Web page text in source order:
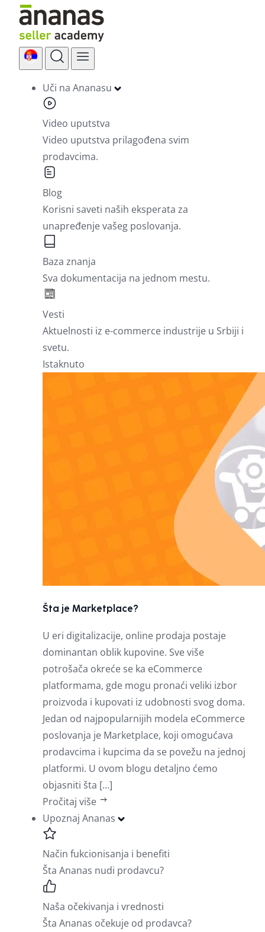
Skip
content
Uči na Ananasu
Video uputstva
Video uputstva prilagođena svim
prodavcima.
Blog
Korisni saveti naših eksperata za
unapređenje vašeg poslovanja.
Baza znanja
Sva dokumentacija na jednom mestu.
Vesti
Aktuelnosti iz e-commerce industrije u Srbiji i
svetu.
Istaknuto
Šta je Marketplace?
U eri digitalizacije, online prodaja postaje
dominantan oblik kupovine. Sve više
potrošača okreće se ka eCommerce
platformama, gde mogu pronaći veliki izbor
proizvoda i kupovati iz udobnosti svog doma.
Jedan od najpopularnijih modela eCommerce
poslovanja je Marketplace, koji omogućava
prodavcima i kupcima da se povežu na jednoj
platformi. U ovom blogu detaljno ćemo
objasniti šta […]
Pročitaj više
Upoznaj Ananas
Način fukcionisanja i benefiti
Šta Ananas nudi prodavcu?
Naša očekivanja i vrednosti
Šta Ananas očekuje od prodavca?